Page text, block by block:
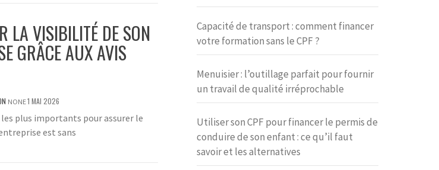
LA VISIBILITÉ DE SON
GRÂCE AUX AVIS
NONE1 MAI 2026
les plus importants pour assurer le
est sans
Capacité de transport : comment financer
votre formation sans le CPF ?
Menuisier : l’outillage parfait pour fournir
un travail de qualité irréprochable
Utiliser son CPF pour financer le permis de
conduire de son enfant : ce qu’il faut
savoir et les alternatives